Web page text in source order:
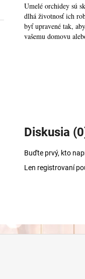
Umelé orchidey sú
dlhá životnosť ich
byť upravené tak,
vašemu domovu
Diskusia
Buďte prvý, kto
Len registrovaní